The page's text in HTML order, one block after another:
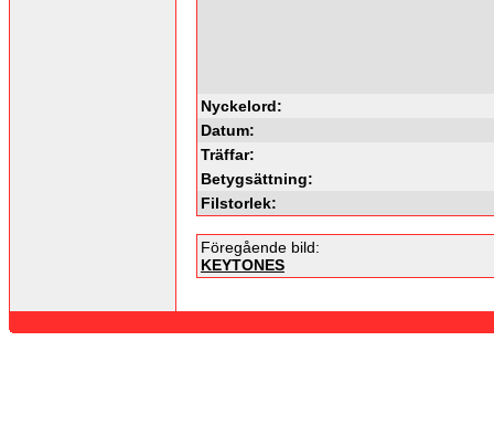
Nyckelord:
Datum:
Träffar:
Betygsättning:
Filstorlek:
Föregående bild:
KEYTONES